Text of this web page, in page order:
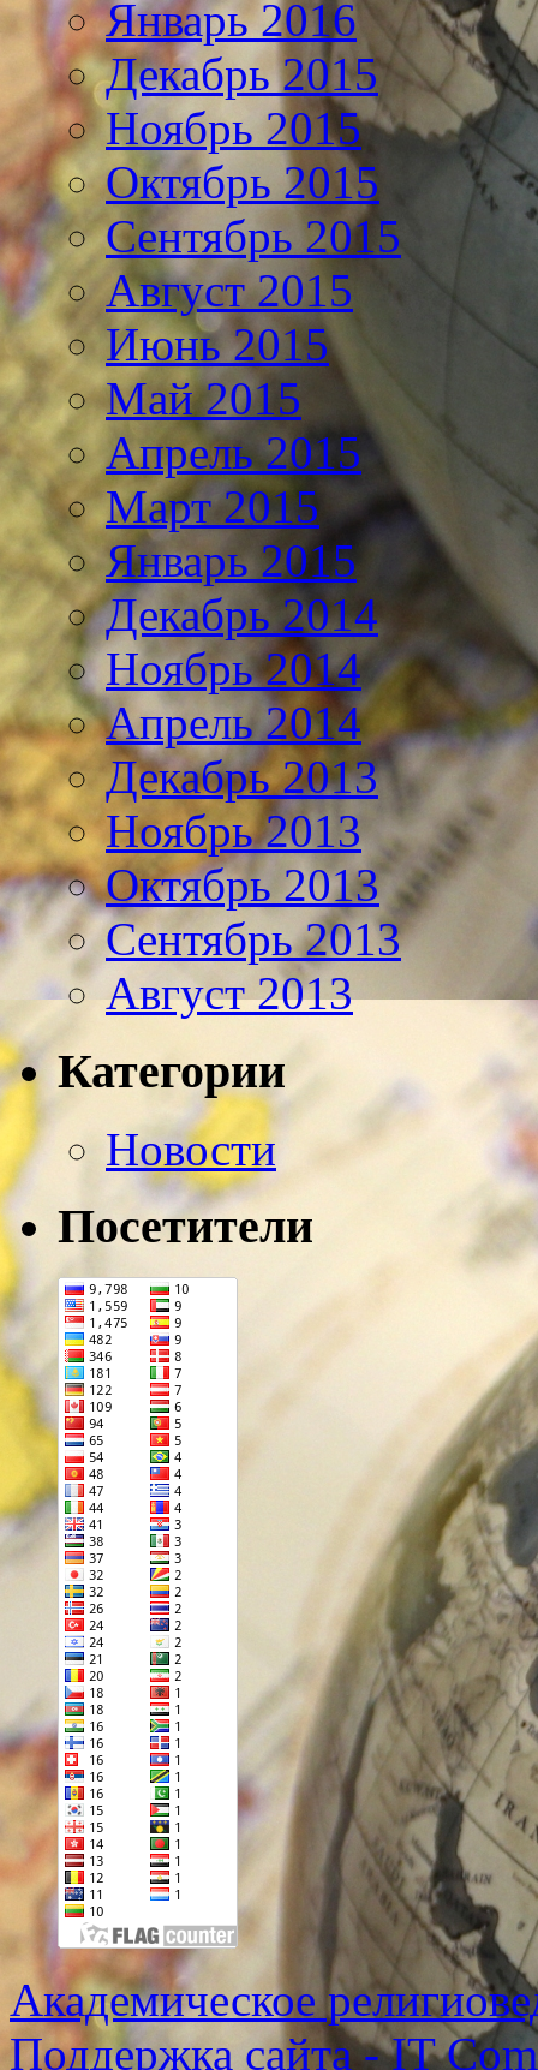
Январь 2016
Декабрь 2015
Ноябрь 2015
Октябрь 2015
Сентябрь 2015
Август 2015
Июнь 2015
Май 2015
Апрель 2015
Март 2015
Январь 2015
Декабрь 2014
Ноябрь 2014
Апрель 2014
Декабрь 2013
Ноябрь 2013
Октябрь 2013
Сентябрь 2013
Август 2013
Категории
Новости
Посетители
Академическое
Поддержка сайта - IT